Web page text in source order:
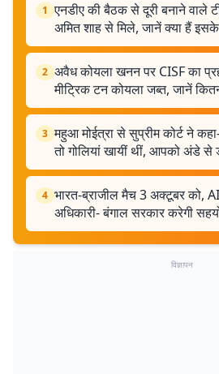
1 एनडीए की बैठक से दूरी बनाने वाले
अमित शाह से मिले, जानें क्या हैं
2 अवैध कोयला खनन पर CISF का
मीट्रिक टन कोयला जब्त, जानें
3 महुआ मोईत्रा से सुप्रीम कोर्ट ने
तो गोलियां खायीं थीं, आपको अंडे से
4 भारत-ब्राजील मैच 3 अक्टूबर को,
अधिकारी- बंगाल सरकार करेगी
विज्ञापन